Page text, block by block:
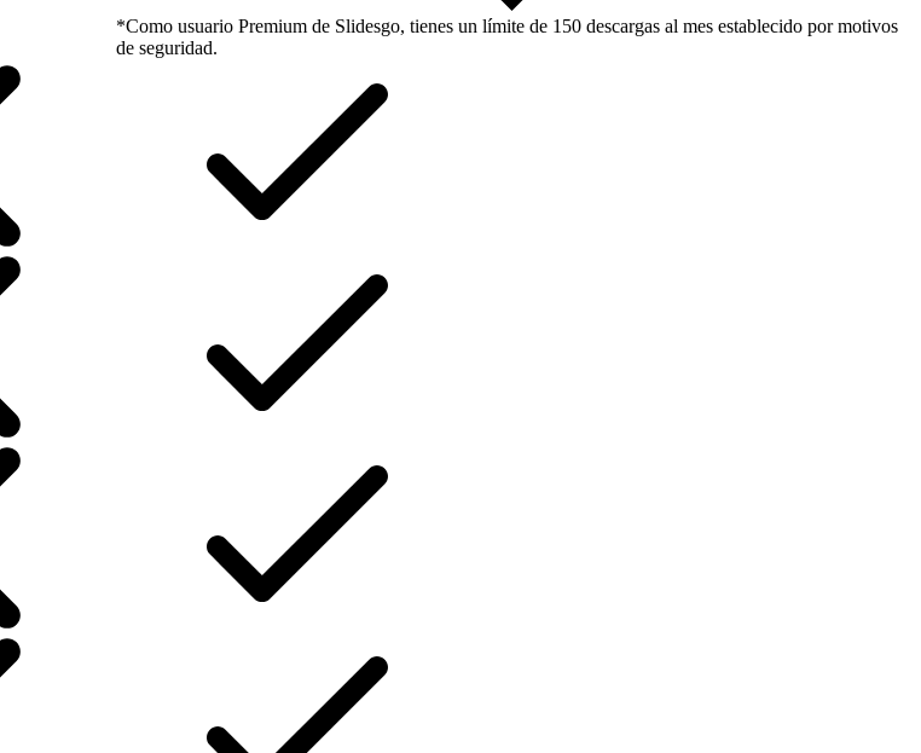
*Como usuario Premium de Slidesgo, tienes un límite de 150 descargas al mes establecido por motivos
de seguridad.